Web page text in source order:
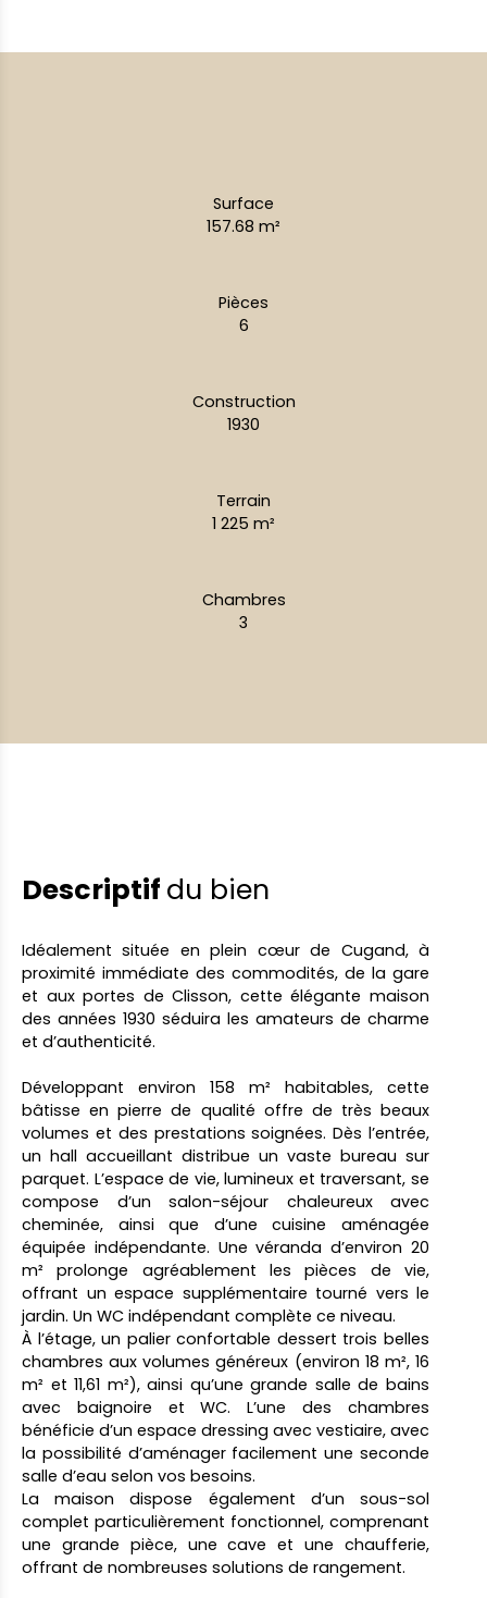
Surface
157.68 m²
Pièces
6
Construction
1930
Terrain
1 225 m²
Chambres
3
Descriptif du bien
Idéalement située en plein cœur de Cugand, à
proximité immédiate des commodités, de la gare
et aux portes de Clisson, cette élégante maison
des années 1930 séduira les amateurs de charme
et d’authenticité.
Développant environ 158 m² habitables, cette
bâtisse en pierre de qualité offre de très beaux
volumes et des prestations soignées. Dès l’entrée,
un hall accueillant distribue un vaste bureau sur
parquet. L’espace de vie, lumineux et traversant, se
compose d’un salon-séjour chaleureux avec
cheminée, ainsi que d’une cuisine aménagée
équipée indépendante. Une véranda d’environ 20
m² prolonge agréablement les pièces de vie,
offrant un espace supplémentaire tourné vers le
jardin. Un WC indépendant complète ce niveau.
À l’étage, un palier confortable dessert trois belles
chambres aux volumes généreux (environ 18 m², 16
m² et 11,61 m²), ainsi qu’une grande salle de bains
avec baignoire et WC. L’une des chambres
bénéficie d’un espace dressing avec vestiaire, avec
la possibilité d’aménager facilement une seconde
salle d’eau selon vos besoins.
La maison dispose également d’un sous-sol
complet particulièrement fonctionnel, comprenant
une grande pièce, une cave et une chaufferie,
offrant de nombreuses solutions de rangement.